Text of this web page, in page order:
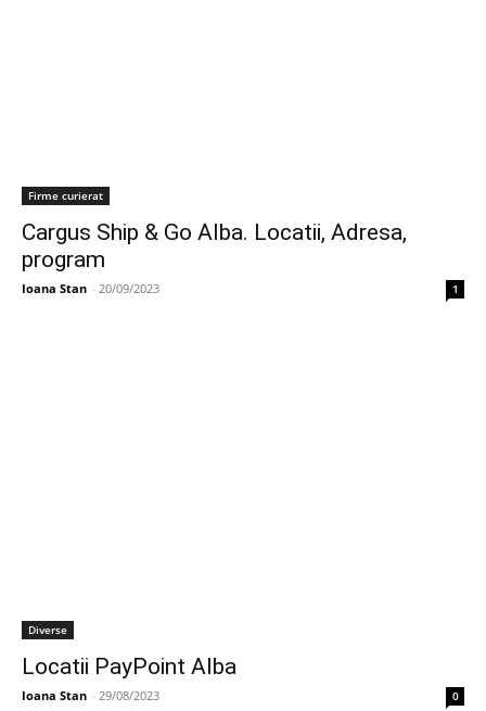
Firme curierat
Cargus Ship & Go Alba. Locatii, Adresa,
program
Ioana Stan - 20/09/2023 1
Diverse
Locatii PayPoint Alba
Ioana Stan - 29/08/2023 0